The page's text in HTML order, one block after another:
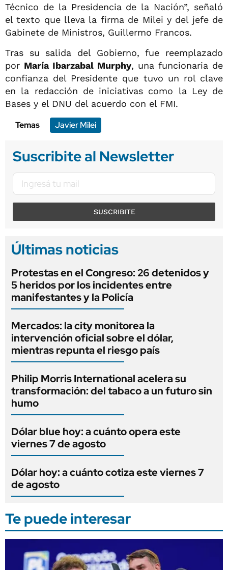
Técnico de la Presidencia de la Nación”, señaló
el texto que lleva la firma de Milei y del jefe de
Gabinete de Ministros, Guillermo Francos.
Tras su salida del Gobierno, fue reemplazado
por María Ibarzabal Murphy, una funcionaria de
confianza del Presidente que tuvo un rol clave
en la redacción de iniciativas como la Ley de
Bases y el DNU del acuerdo con el FMI.
Temas
Javier Milei
Suscribite al Newsletter
SUSCRIBITE
Últimas noticias
Protestas en el Congreso: 26 detenidos y
5 heridos por los incidentes entre
manifestantes y la Policía
Mercados: la city monitorea la
intervención oficial sobre el dólar,
mientras repunta el riesgo país
Philip Morris International acelera su
transformación: del tabaco a un futuro sin
humo
Dólar blue hoy: a cuánto opera este
viernes 7 de agosto
Dólar hoy: a cuánto cotiza este viernes 7
de agosto
Te puede interesar